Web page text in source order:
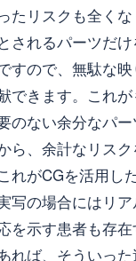
たリスクも全く
されるパーツだ
すので、無駄な
できます。これ
のない余分なパ
ら、余計なリス
れがCGを活用し
写の場合にはリ
を示す患者も存
れば、そういっ